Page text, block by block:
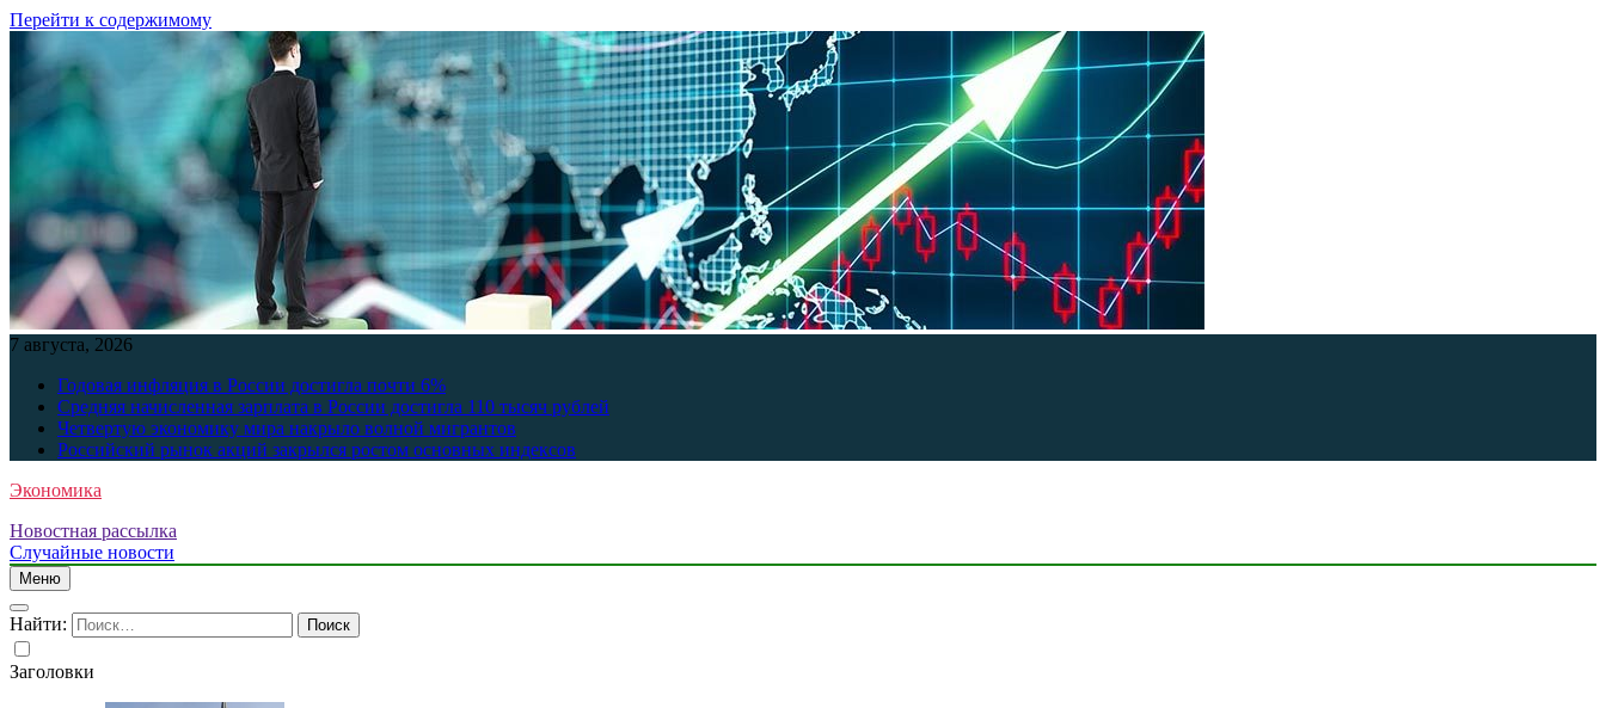
Перейти к содержимому
7 августа, 2026
Годовая инфляция в России достигла почти 6%
Средняя начисленная зарплата в России достигла 110 тысяч рублей
Четвертую экономику мира накрыло волной мигрантов
Российский рынок акций закрылся ростом основных индексов
Экономика
Новостная рассылка
Случайные новости
Меню
Найти:
Заголовки